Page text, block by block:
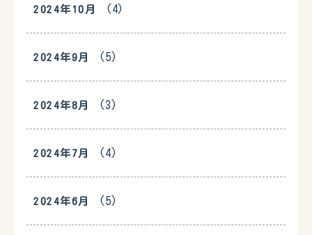
2024年10月 (4)
2024年9月 (5)
2024年8月 (3)
2024年7月 (4)
2024年6月 (5)